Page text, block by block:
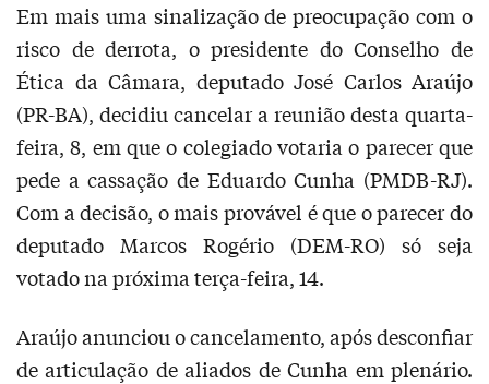
Em mais uma sinalização de preocupação com o
risco de derrota, o presidente do Conselho de
Ética da Câmara, deputado José Carlos Araújo
(PR-BA), decidiu cancelar a reunião desta quarta-
feira, 8, em que o colegiado votaria o parecer que
pede a cassação de Eduardo Cunha (PMDB-RJ).
Com a decisão, o mais provável é que o parecer do
deputado Marcos Rogério (DEM-RO) só seja
votado na próxima terça-feira, 14.
Araújo anunciou o cancelamento, após desconfiar
de articulação de aliados de Cunha em plenário.